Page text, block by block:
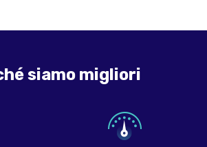
siamo migliori